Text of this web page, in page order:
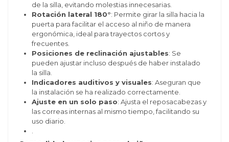
de la silla, evitando molestias innecesarias.
Rotación lateral 180°: Permite girar la silla hacia la
puerta para facilitar el acceso al niño de manera
ergonómica, ideal para trayectos cortos y
frecuentes.
Posiciones de reclinación ajustables: Se
pueden ajustar incluso después de haber instalado
la silla.
Indicadores auditivos y visuales: Aseguran que
la instalación se ha realizado correctamente.
Ajuste en un solo paso: Ajusta el reposacabezas y
las correas internas al mismo tiempo, facilitando su
uso diario.
.